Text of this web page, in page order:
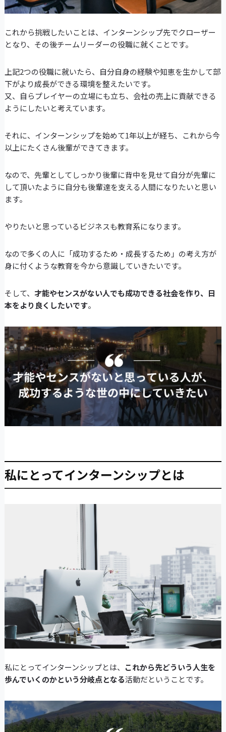
これから挑戦したいことは、インターンシップ先でクローザー
となり、その後チームリーダーの役職に就くことです。
上記2つの役職に就いたら、自分自身の経験や知恵を生かして部
下がより成長ができる環境を整えたいです。
又、自らプレイヤーの立場にも立ち、会社の売上に貢献できる
ようにしたいと考えています。
それに、インターンシップを始めて1年以上が経ち、これから今
以上にたくさん後輩ができてきます。
なので、先輩としてしっかり後輩に背中を見せて自分が先輩に
して頂いたように自分も後輩達を支える人間になりたいと思い
ます。
やりたいと思っているビジネスも教育系になります。
なので多くの人に「成功するため・成長するため」の考え方が
身に付くような教育を今から意識していきたいです。
そして、 才能やセンスがない人でも成功できる社会を作り、日
本をより良くしたいです。
私にとってインターンシップとは
私にとってインターンシップとは、 これから先どういう人生を
歩んでいくのかという分岐点となる活動だということです。